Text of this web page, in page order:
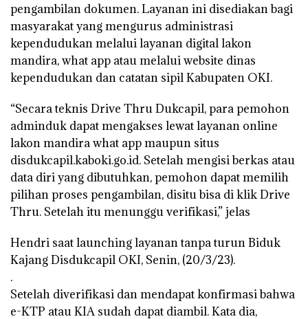
pengambilan dokumen. Layanan ini disediakan bagi
masyarakat yang mengurus administrasi
kependudukan melalui layanan digital lakon
mandira, what app atau melalui website dinas
kependudukan dan catatan sipil Kabupaten OKI.
“Secara teknis Drive Thru Dukcapil, para pemohon
adminduk dapat mengakses lewat layanan online
lakon mandira what app maupun situs
disdukcapil.kaboki.go.id. Setelah mengisi berkas atau
data diri yang dibutuhkan, pemohon dapat memilih
pilihan proses pengambilan, disitu bisa di klik Drive
Thru. Setelah itu menunggu verifikasi,” jelas
Hendri saat launching layanan tanpa turun Biduk
Kajang Disdukcapil OKI, Senin, (20/3/23).
.
Setelah diverifikasi dan mendapat konfirmasi bahwa
e-KTP atau KIA sudah dapat diambil. Kata dia,